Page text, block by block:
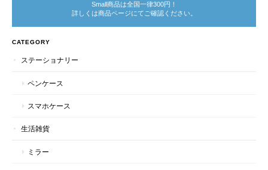
Small商品は全国一律300円！
詳しくは商品ページにてご確認ください。
CATEGORY
ステーショナリー
ペンケース
スマホケース
生活雑貨
ミラー